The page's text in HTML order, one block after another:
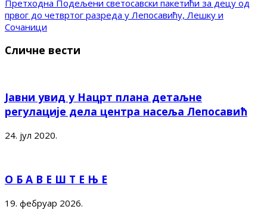
Претходна Подељени светосавски пакетићи за децу од
првог до четвртог разреда у Лепосавићу, Лешку и
Сочаници
Сличне вести
Јавни увид у Нацрт плана детаљне
регулације дела центра насеља Лепосавић
24. јул 2020.
О Б А В Е Ш Т Е Њ Е
19. фебруар 2026.